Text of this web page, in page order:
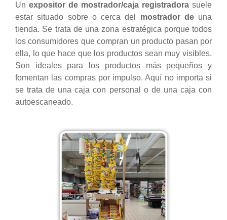
Un expositor de mostrador/caja registradora suele
estar situado sobre o cerca del mostrador deuna
tienda. Se trata de una zona estratégica porque todos
los consumidores que compran un producto pasan por
ella, lo que hace que los productos sean muy visibles.
Son ideales para los productos más pequeños y
fomentan las compras por impulso. Aquí no importa si
se trata de una caja con personal o de una caja con
autoescaneado.